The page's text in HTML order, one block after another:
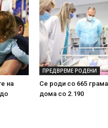
на
ПРЕДВРЕМЕ РОДЕНИ
Се роди со 665
дома со 2.190